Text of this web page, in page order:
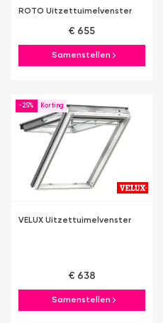
ROTO Uitzettuimelvenster
€ 655
Samenstellen
-25%
VELUX Uitzettuimelvenster
€ 638
Samenstellen